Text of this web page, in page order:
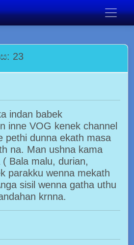
23
indan babek
inne VOG kenek channel
pethi dunna ekath masa
na. Man ushna kama
Bala malu, durian,
parakku wenna mekath
sisil wenna gatha uthu
krnna.